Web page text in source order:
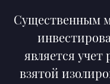
Существенным
является
взятой